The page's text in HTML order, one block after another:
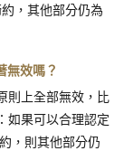
，其他部分仍為
無效嗎？
則上全部無效，比
如果可以合理認定
，則其他部分仍